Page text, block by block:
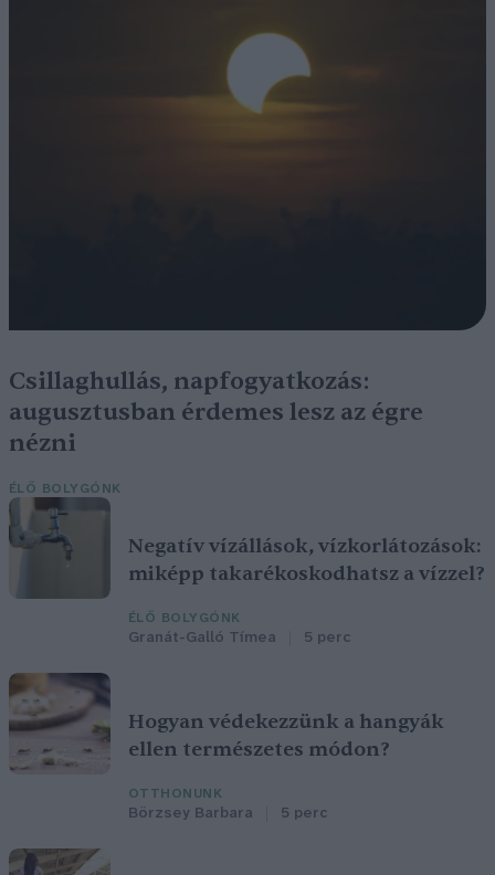
Csillaghullás, napfogyatkozás:
augusztusban érdemes lesz az égre
nézni
ÉLŐ BOLYGÓNK
Negatív vízállások, vízkorlátozások:
miképp takarékoskodhatsz a vízzel?
ÉLŐ BOLYGÓNK
Granát-Galló Tímea 5 perc
Hogyan védekezzünk a hangyák
ellen természetes módon?
OTTHONUNK
Börzsey Barbara 5 perc